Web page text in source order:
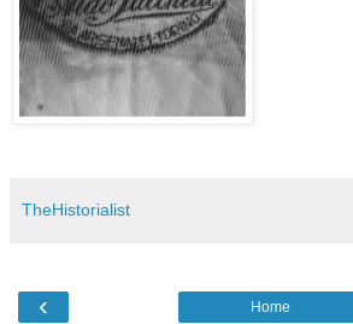
TheHistorialist
‹ Home